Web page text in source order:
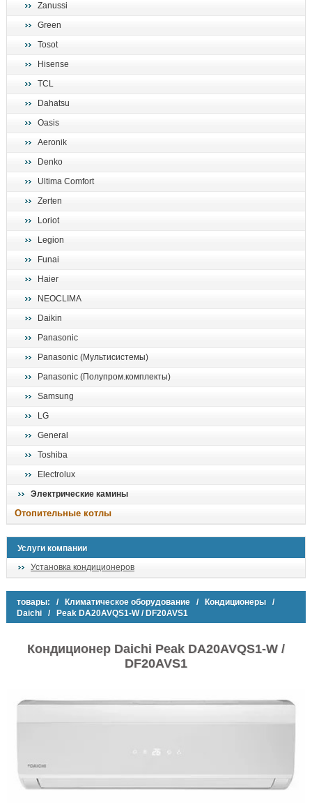
Zanussi
Green
Tosot
Hisense
TCL
Dahatsu
Oasis
Aeronik
Denko
Ultima Comfort
Zerten
Loriot
Legion
Funai
Haier
NEOCLIMA
Daikin
Panasonic
Panasonic (Мультисистемы)
Panasonic (Полупром.комплекты)
Samsung
LG
General
Toshiba
Electrolux
Электрические камины
Отопительные котлы
Услуги компании
Установка кондиционеров
товары: / Климатическое оборудование / Кондиционеры /
Daichi / Peak DA20AVQS1-W / DF20AVS1
Кондиционер Daichi Peak DA20AVQS1-W /
DF20AVS1